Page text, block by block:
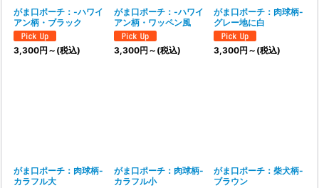
がま口ポーチ：‐ハワイ
アン柄・ブラック
3,300円 ～ (税込)
がま口ポーチ：‐ハワイ
アン柄・ワッペン風
3,300円 ～ (税込)
がま口ポーチ：肉球柄-
グレー地に白
3,300円 ～ (税込)
がま口ポーチ：肉球柄-
カラフル大
がま口ポーチ：肉球柄-
カラフル小
がま口ポーチ：柴犬柄-
ブラウン